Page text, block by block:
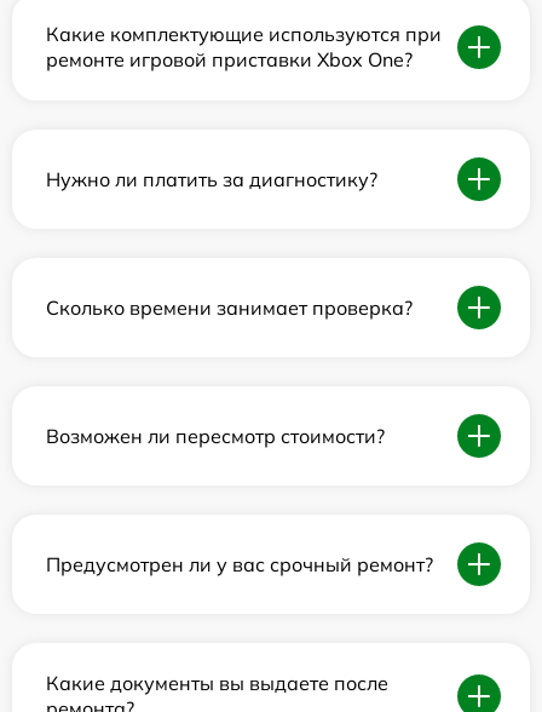
Какие комплектующие используются при
ремонте игровой приставки Xbox One?
Нужно ли платить за диагностику?
Сколько времени занимает проверка?
Возможен ли пересмотр стоимости?
Предусмотрен ли у вас срочный ремонт?
Какие документы вы выдаете после